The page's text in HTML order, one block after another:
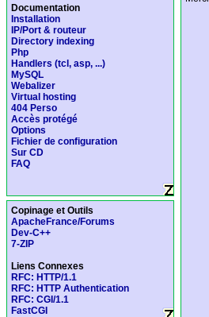
Documentation
Installation
IP/Port & routeur
Directory indexing
Php
Handlers (tcl, asp, ...)
MySQL
Webalizer
Virtual hosting
404 Perso
Accès protégé
Options
Fichier de configuration
Sur CD
FAQ
Copinage et Outils
ApacheFrance/Forums
Dev-C++
7-ZIP
Liens Connexes
RFC: HTTP/1.1
RFC: HTTP Authentication
RFC: CGI/1.1
FastCGI